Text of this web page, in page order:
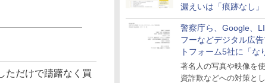
漏えいは「痕跡なし」
警察庁ら、Google、
フーなどデジタル広告
トフォーム5社に「な
し詐欺広告」対策強
著名人の写真や映像を
資詐欺などへの対策と
ただけで躊躇なく買